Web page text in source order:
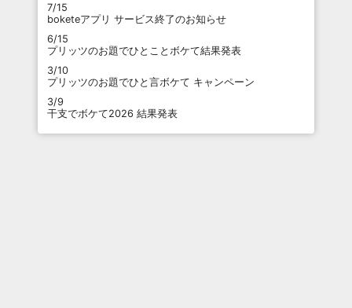
7/15
boketeアプリ サービス終了のお知らせ
6/15
プリッツのお題でひとことボケて結果発表
3/10
プリッツのお題でひと言ボケて キャンペーン
3/9
干支でボケて2026 結果発表